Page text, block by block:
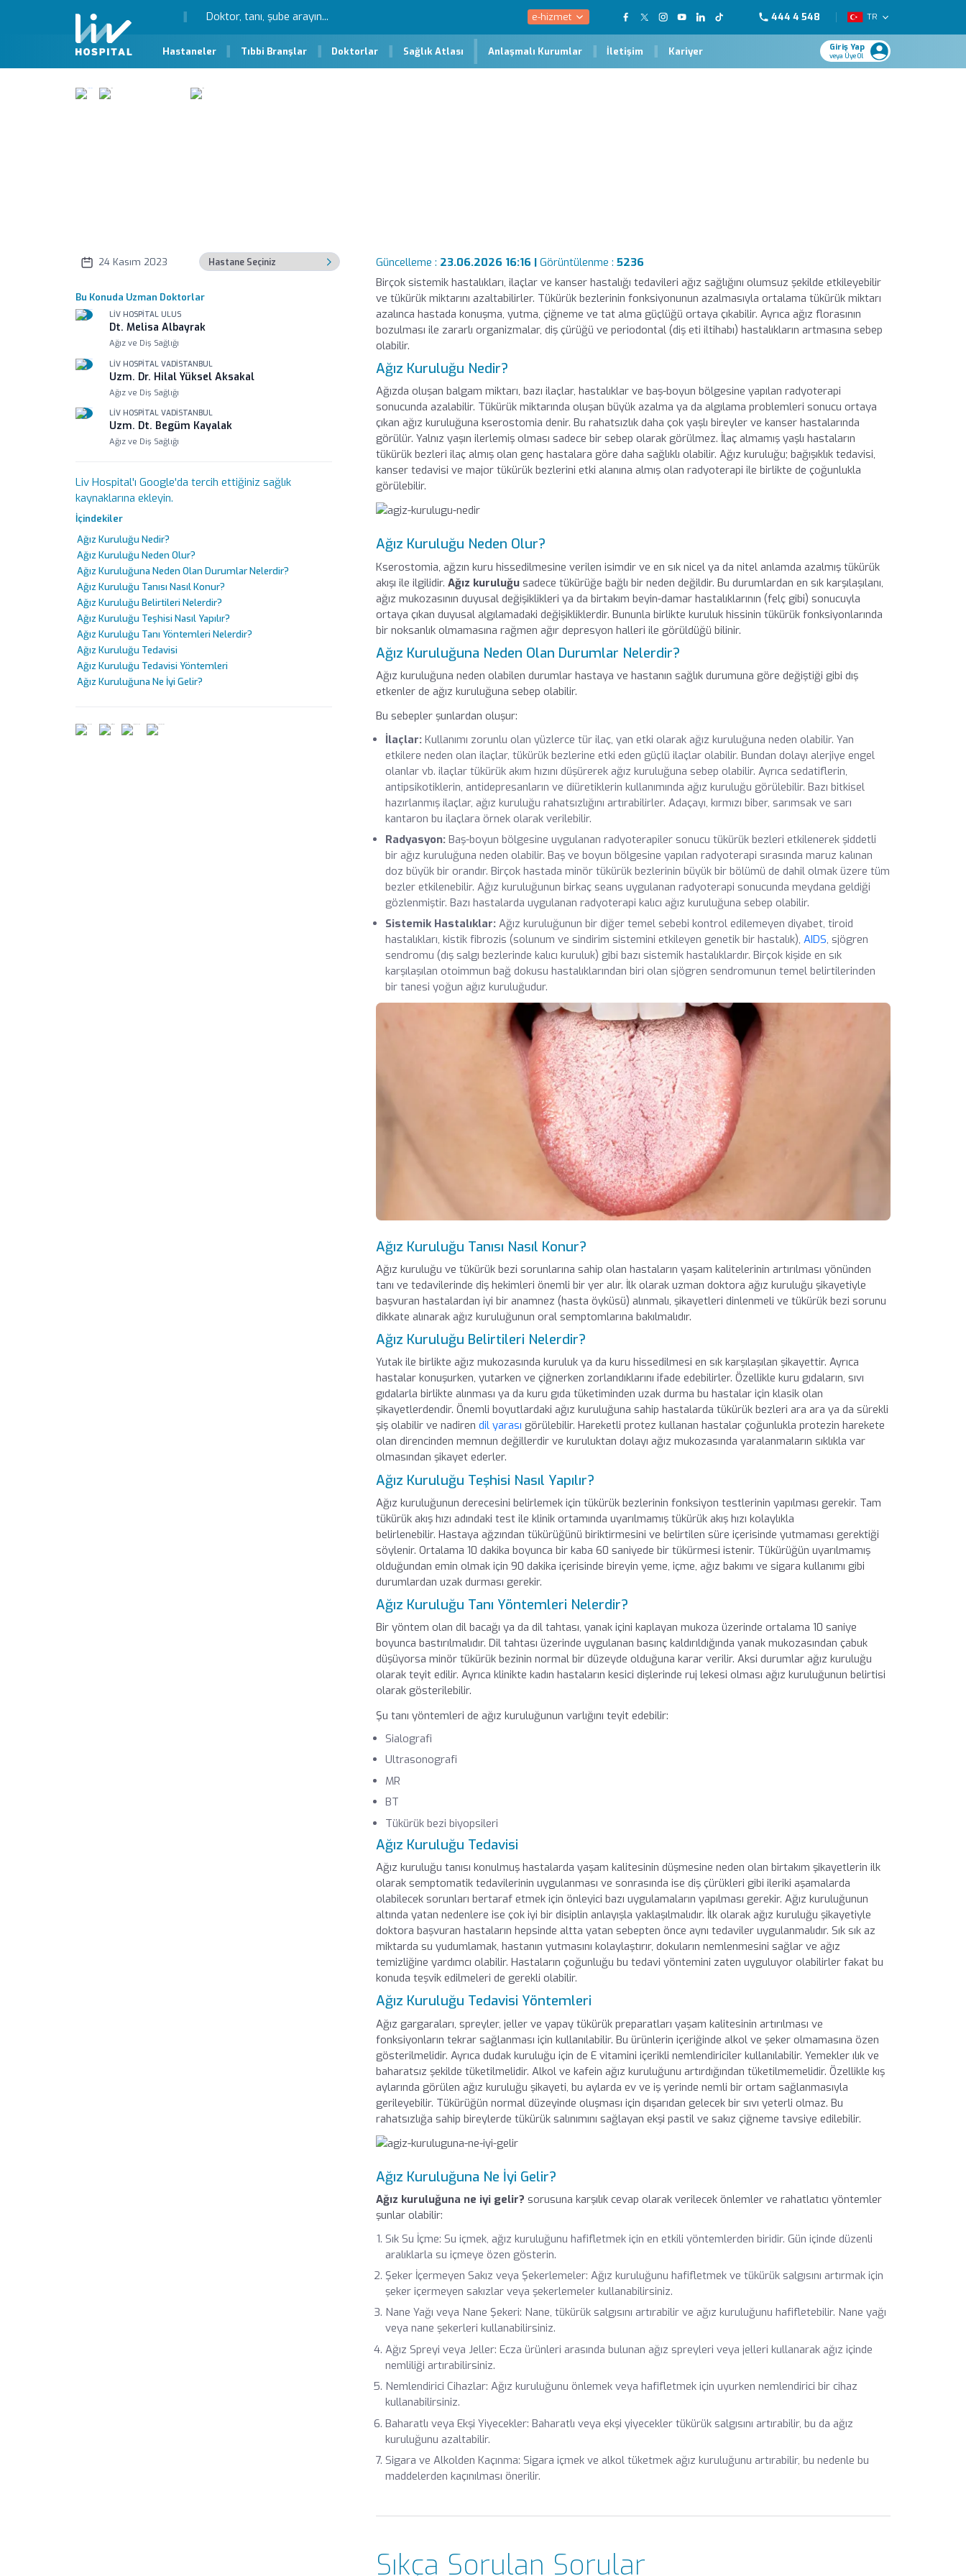
e-hizmet 444 4 548 TR
Hastaneler Tıbbi Branşlar Doktorlar Sağlık Atlası Anlaşmalı Kurumlar İletişim Kariyer Giriş Yap
veya Üye Ol
24 Kasım 2023
Bu Konuda Uzman Doktorlar
LIV HOSPITAL ULUS
Dt. Melisa Albayrak
Ağız ve Diş Sağlığı
LIV HOSPITAL VADISTANBUL
Uzm. Dr. Hilal Yüksel Aksakal
Ağız ve Diş Sağlığı
LIV HOSPITAL VADISTANBUL
Uzm. Dt. Begüm Kayalak
Ağız ve Diş Sağlığı
Doç. Dr. Emrah Dilaver
Ağız ve Diş Sağlığı
Ağız ve Diş Sağlığı
LIV HOSPITAL GAZIANTEP
Dt. Doğan Tanrıverdi
Ağız ve Diş Sağlığı
Liv Hospital'ı Google'da tercih ettiğiniz sağlık
kaynaklarına ekleyin.
İçindekiler
Ağız Kuruluğu Nedir?
Ağız Kuruluğu Neden Olur?
Ağız Kuruluğuna Neden Olan Durumlar Nelerdir?
Ağız Kuruluğu Tanısı Nasıl Konur?
Ağız Kuruluğu Belirtileri Nelerdir?
Ağız Kuruluğu Teşhisi Nasıl Yapılır?
Ağız Kuruluğu Tanı Yöntemleri Nelerdir?
Ağız Kuruluğu Tedavisi
Ağız Kuruluğu Tedavisi Yöntemleri
Ağız Kuruluğuna Ne İyi Gelir?
Güncelleme : 23.06.2026 16:16 |Görüntülenme :5236
Birçok sistemik hastalıkları, ilaçlar ve kanser hastalığı tedavileri ağız sağlığını olumsuz şekilde etkileyebilir
ve tükürük miktarını azaltabilirler. Tükürük bezlerinin fonksiyonunun azalmasıyla ortalama tükürük miktarı
azalınca hastada konuşma, yutma, çiğneme ve tat alma güçlüğü ortaya çıkabilir. Ayrıca ağız florasının
bozulması ile zararlı organizmalar, diş çürüğü ve periodontal (diş eti iltihabı) hastalıkların artmasına sebep
olabilir.
Ağız Kuruluğu Nedir?
Ağızda oluşan balgam miktarı, bazı ilaçlar, hastalıklar ve baş-boyun bölgesine yapılan radyoterapi
sonucunda azalabilir. Tükürük miktarında oluşan büyük azalma ya da algılama problemleri sonucu ortaya
çıkan ağız kuruluğuna kserostomia denir. Bu rahatsızlık daha çok yaşlı bireyler ve kanser hastalarında
görülür. Yalnız yaşın ilerlemiş olması sadece bir sebep olarak görülmez. İlaç almamış yaşlı hastaların
tükürük bezleri ilaç almış olan genç hastalara göre daha sağlıklı olabilir. Ağız kuruluğu; bağışıklık tedavisi,
kanser tedavisi ve major tükürük bezlerini etki alanına almış olan radyoterapi ile birlikte de çoğunlukla
görülebilir.
Ağız Kuruluğu Neden Olur?
Kserostomia, ağzın kuru hissedilmesine verilen isimdir ve en sık nicel ya da nitel anlamda azalmış tükürük
akışı ile ilgilidir. Ağız kuruluğu sadece tükürüğe bağlı bir neden değildir. Bu durumlardan en sık karşılaşılanı,
ağız mukozasının duyusal değişiklikleri ya da birtakım beyin-damar hastalıklarının (felç gibi) sonucuyla
ortaya çıkan duyusal algılamadaki değişikliklerdir. Bununla birlikte kuruluk hissinin tükürük fonksiyonlarında
bir noksanlık olmamasına rağmen ağır depresyon halleri ile görüldüğü bilinir.
Ağız Kuruluğuna Neden Olan Durumlar Nelerdir?
Ağız kuruluğuna neden olabilen durumlar hastaya ve hastanın sağlık durumuna göre değiştiği gibi dış
etkenler de ağız kuruluğuna sebep olabilir.
Bu sebepler şunlardan oluşur:
İlaçlar: Kullanımı zorunlu olan yüzlerce tür ilaç, yan etki olarak ağız kuruluğuna neden olabilir. Yan
etkilere neden olan ilaçlar, tükürük bezlerine etki eden güçlü ilaçlar olabilir. Bundan dolayı alerjiye engel
olanlar vb. ilaçlar tükürük akım hızını düşürerek ağız kuruluğuna sebep olabilir. Ayrıca sedatiflerin,
antipsikotiklerin, antidepresanların ve diüretiklerin kullanımında ağız kuruluğu görülebilir. Bazı bitkisel
hazırlanmış ilaçlar, ağız kuruluğu rahatsızlığını artırabilirler. Adaçayı, kırmızı biber, sarımsak ve sarı
kantaron bu ilaçlara örnek olarak verilebilir.
Radyasyon: Baş-boyun bölgesine uygulanan radyoterapiler sonucu tükürük bezleri etkilenerek şiddetli
bir ağız kuruluğuna neden olabilir. Baş ve boyun bölgesine yapılan radyoterapi sırasında maruz kalınan
doz büyük bir orandır. Birçok hastada minör tükürük bezlerinin büyük bir bölümü de dahil olmak üzere tüm
bezler etkilenebilir. Ağız kuruluğunun birkaç seans uygulanan radyoterapi sonucunda meydana geldiği
gözlenmiştir. Bazı hastalarda uygulanan radyoterapi kalıcı ağız kuruluğuna sebep olabilir.
Sistemik Hastalıklar: Ağız kuruluğunun bir diğer temel sebebi kontrol edilemeyen diyabet, tiroid
hastalıkları, kistik fibrozis (solunum ve sindirim sistemini etkileyen genetik bir hastalık),AIDS, sjögren
sendromu (dış salgı bezlerinde kalıcı kuruluk) gibi bazı sistemik hastalıklardır. Birçok kişide en sık
karşılaşılan otoimmun bağ dokusu hastalıklarından biri olan sjögren sendromunun temel belirtilerinden
bir tanesi yoğun ağız kuruluğudur.
Ağız Kuruluğu Tanısı Nasıl Konur?
Ağız kuruluğu ve tükürük bezi sorunlarına sahip olan hastaların yaşam kalitelerinin artırılması yönünden
tanı ve tedavilerinde diş hekimleri önemli bir yer alır. İlk olarak uzman doktora ağız kuruluğu şikayetiyle
başvuran hastalardan iyi bir anamnez (hasta öyküsü) alınmalı, şikayetleri dinlenmeli ve tükürük bezi sorunu
dikkate alınarak ağız kuruluğunun oral semptomlarına bakılmalıdır.
Ağız Kuruluğu Belirtileri Nelerdir?
Yutak ile birlikte ağız mukozasında kuruluk ya da kuru hissedilmesi en sık karşılaşılan şikayettir. Ayrıca
hastalar konuşurken, yutarken ve çiğnerken zorlandıklarını ifade edebilirler. Özellikle kuru gıdaların, sıvı
gıdalarla birlikte alınması ya da kuru gıda tüketiminden uzak durma bu hastalar için klasik olan
şikayetlerdendir. Önemli boyutlardaki ağız kuruluğuna sahip hastalarda tükürük bezleri ara ara ya da sürekli
şiş olabilir ve nadirendil yarası görülebilir. Hareketli protez kullanan hastalar çoğunlukla protezin harekete
olan direncinden memnun değillerdir ve kuruluktan dolayı ağız mukozasında yaralanmaların sıklıkla var
olmasından şikayet ederler.
Ağız Kuruluğu Teşhisi Nasıl Yapılır?
Ağız kuruluğunun derecesini belirlemek için tükürük bezlerinin fonksiyon testlerinin yapılması gerekir. Tam
tükürük akış hızı adındaki test ile klinik ortamında uyarılmamış tükürük akış hızı kolaylıkla
belirlenebilir. Hastaya ağzından tükürüğünü biriktirmesini ve belirtilen süre içerisinde yutmaması gerektiği
söylenir. Ortalama 10 dakika boyunca bir kaba 60 saniyede bir tükürmesi istenir. Tükürüğün uyarılmamış
olduğundan emin olmak için 90 dakika içerisinde bireyin yeme, içme, ağız bakımı ve sigara kullanımı gibi
durumlardan uzak durması gerekir.
Ağız Kuruluğu Tanı Yöntemleri Nelerdir?
Bir yöntem olan dil bacağı ya da dil tahtası, yanak içini kaplayan mukoza üzerinde ortalama 10 saniye
boyunca bastırılmalıdır. Dil tahtası üzerinde uygulanan basınç kaldırıldığında yanak mukozasından çabuk
düşüyorsa minör tükürük bezinin normal bir düzeyde olduğuna karar verilir. Aksi durumlar ağız kuruluğu
olarak teyit edilir. Ayrıca klinikte kadın hastaların kesici dişlerinde ruj lekesi olması ağız kuruluğunun belirtisi
olarak gösterilebilir.
Şu tanı yöntemleri de ağız kuruluğunun varlığını teyit edebilir:
Sialografi
Ultrasonografi
MR
BT
Tükürük bezi biyopsileri
Ağız Kuruluğu Tedavisi
Ağız kuruluğu tanısı konulmuş hastalarda yaşam kalitesinin düşmesine neden olan birtakım şikayetlerin ilk
olarak semptomatik tedavilerinin uygulanması ve sonrasında ise diş çürükleri gibi ileriki aşamalarda
olabilecek sorunları bertaraf etmek için önleyici bazı uygulamaların yapılması gerekir. Ağız kuruluğunun
altında yatan nedenlere ise çok iyi bir disiplin anlayışla yaklaşılmalıdır. İlk olarak ağız kuruluğu şikayetiyle
doktora başvuran hastaların hepsinde altta yatan sebepten önce aynı tedaviler uygulanmalıdır. Sık sık az
miktarda su yudumlamak, hastanın yutmasını kolaylaştırır, dokuların nemlenmesini sağlar ve ağız
temizliğine yardımcı olabilir. Hastaların çoğunluğu bu tedavi yöntemini zaten uyguluyor olabilirler fakat bu
konuda teşvik edilmeleri de gerekli olabilir.
Ağız Kuruluğu Tedavisi Yöntemleri
Ağız gargaraları, spreyler, jeller ve yapay tükürük preparatları yaşam kalitesinin artırılması ve
fonksiyonların tekrar sağlanması için kullanılabilir. Bu ürünlerin içeriğinde alkol ve şeker olmamasına özen
gösterilmelidir. Ayrıca dudak kuruluğu için de E vitamini içerikli nemlendiriciler kullanılabilir. Yemekler ılık ve
baharatsız şekilde tüketilmelidir. Alkol ve kafein ağız kuruluğunu artırdığından tüketilmemelidir. Özellikle kış
aylarında görülen ağız kuruluğu şikayeti, bu aylarda ev ve iş yerinde nemli bir ortam sağlanmasıyla
gerileyebilir. Tükürüğün normal düzeyinde oluşması için dışarıdan gelecek bir sıvı yeterli olmaz. Bu
rahatsızlığa sahip bireylerde tükürük salınımını sağlayan ekşi pastil ve sakız çiğneme tavsiye edilebilir.
Ağız Kuruluğuna Ne İyi Gelir?
Ağız kuruluğuna ne iyi gelir?sorusuna karşılık cevap olarak verilecek önlemler ve rahatlatıcı yöntemler
şunlar olabilir:
Sık Su İçme: Su içmek, ağız kuruluğunu hafifletmek için en etkili yöntemlerden biridir. Gün içinde düzenli
aralıklarla su içmeye özen gösterin.
Şeker İçermeyen Sakız veya Şekerlemeler: Ağız kuruluğunu hafifletmek ve tükürük salgısını artırmak için
şeker içermeyen sakızlar veya şekerlemeler kullanabilirsiniz.
Nane Yağı veya Nane Şekeri: Nane, tükürük salgısını artırabilir ve ağız kuruluğunu hafifletebilir. Nane yağı
veya nane şekerleri kullanabilirsiniz.
Ağız Spreyi veya Jeller: Ecza ürünleri arasında bulunan ağız spreyleri veya jelleri kullanarak ağız içinde
nemliliği artırabilirsiniz.
Nemlendirici Cihazlar: Ağız kuruluğunu önlemek veya hafifletmek için uyurken nemlendirici bir cihaz
kullanabilirsiniz.
Baharatlı veya Ekşi Yiyecekler: Baharatlı veya ekşi yiyecekler tükürük salgısını artırabilir, bu da ağız
kuruluğunu azaltabilir.
Sigara ve Alkolden Kaçınma: Sigara içmek ve alkol tüketmek ağız kuruluğunu artırabilir, bu nedenle bu
maddelerden kaçınılması önerilir.
Sıkça Sorulan Sorular